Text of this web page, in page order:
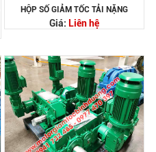
HỘP SỐ GIẢM TỐC TẢI NẶNG
Giá: Liên hệ